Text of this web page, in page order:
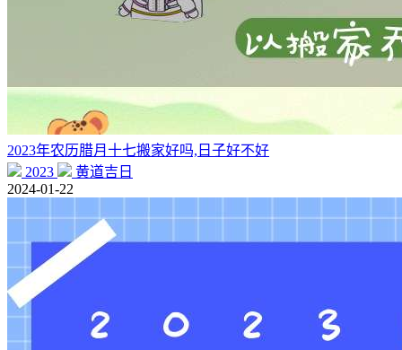
2023年农历腊月十七搬家好吗,日子好不好
2023
黄道吉日
2024-01-22